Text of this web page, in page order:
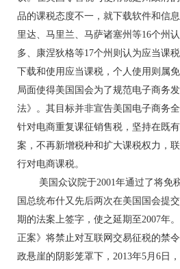
品的课税态度不一，就下载软件和信
里达、马里兰、马萨诸塞州等16个州
多、康涅狄格等17个州则认为应当课
下载和使用应当课税，个人使用则属
局面使得美国国会为了规范电子商务
法》。其目标并非宣告美国电子商务
针对电商重复课征销售税，坚持在既
案，不再新增税种和扩大课税权力，
行对电商课税。
美国众议院于2001年通过了将免
国总统布什又先后两次在美国国会提
期的法案上签字，使之延期至2007年
正案》将禁止对互联网交易征税的禁
政悬崖的阴影笼罩下，2013年5月6日